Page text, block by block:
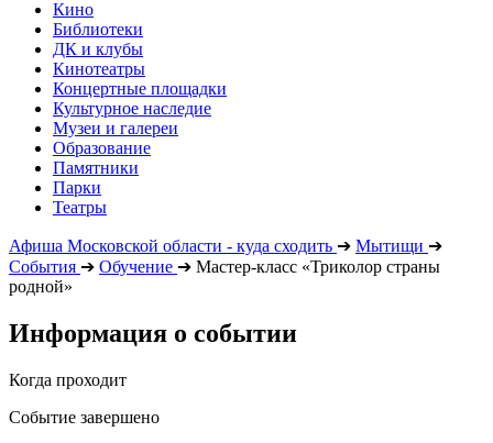
Кино
Библиотеки
ДК и клубы
Кинотеатры
Концертные площадки
Культурное наследие
Музеи и галереи
Образование
Памятники
Парки
Театры
Афиша Московской области - куда сходить ➔ Мытищи ➔
События ➔ Обучение ➔ Мастер-класс «Триколор страны
родной»
Информация о событии
Когда проходит
Событие завершено